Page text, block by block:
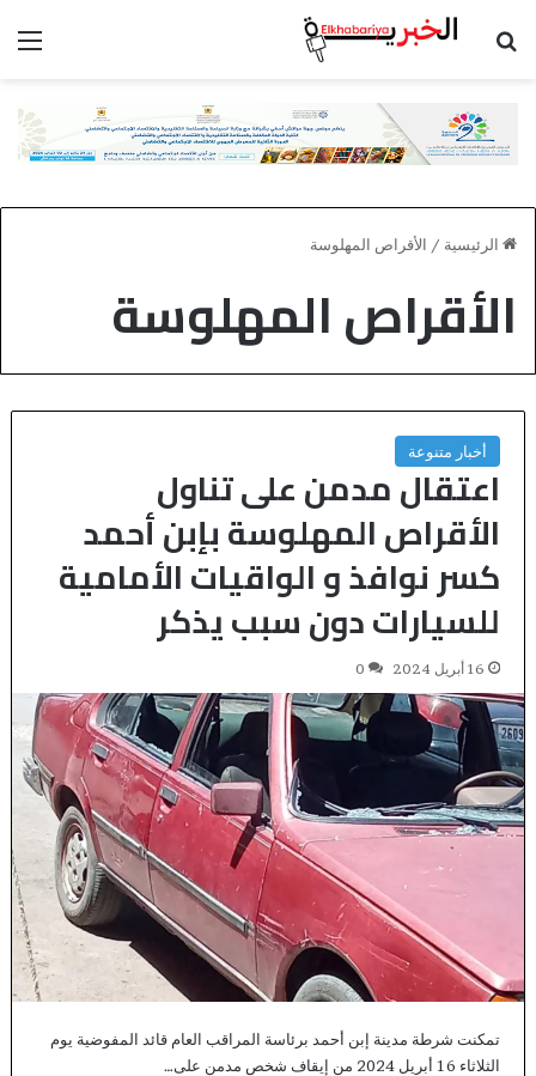
بحث عن
الرئيسية / الأقراص المهلوسة
الأقراص المهلوسة
أخبار متنوعة
اعتقال مدمن على تناول
الأقراص المهلوسة بإبن أحمد
كسر نوافذ و الواقيات الأمامية
للسيارات دون سبب يذكر
16 أبريل 2024 0
تمكنت شرطة مدينة إبن أحمد برئاسة المراقب العام قائد المفوضية يوم
الثلاثاء 16 أبريل 2024 من إيقاف شخص مدمن على…